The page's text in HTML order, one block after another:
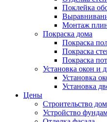
Поклейка
Монтаж
Покраска дома
Покраска
Покраска
Покраска
Установка окон и
Установка
Установка
Цены
Строительство
Устройство